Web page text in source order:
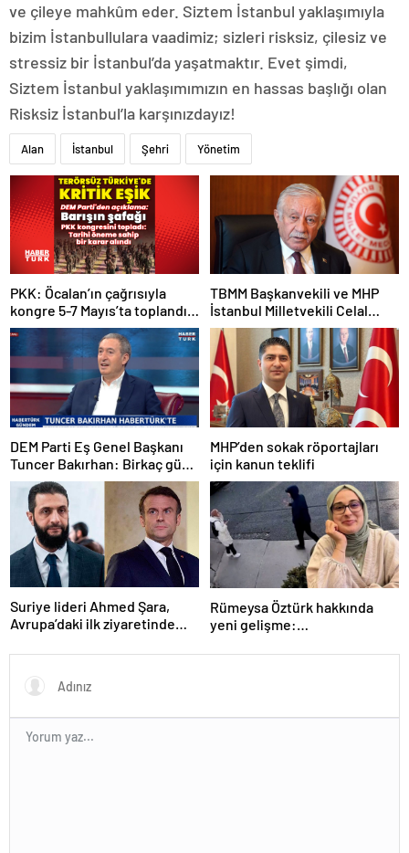
ve çileye mahkûm eder. Siztem İstanbul yaklaşımıyla
bizim İstanbullulara vaadimiz; sizleri risksiz, çilesiz ve
stressiz bir İstanbul’da yaşatmaktır. Evet şimdi,
Siztem İstanbul yaklaşımımızın en hassas başlığı olan
Risksiz İstanbul’la karşınızdayız!
Alan İstanbul Şehri Yönetim
PKK: Öcalan’ın çağrısıyla
kongre 5-7 Mayıs’ta toplandı!
Tarihi bir karar alındı!
TBMM Başkanvekili ve MHP
İstanbul Milletvekili Celal
Adan: Kan ve kin devri
kapanmıştır
DEM Parti Eş Genel Başkanı
Tuncer Bakırhan: Birkaç gün
içerisinde kongre kararları
açıklanacak
MHP’den sokak röportajları
için kanun teklifi
Suriye lideri Ahmed Şara,
Avrupa’daki ilk ziyaretinde
Rümeysa Öztürk hakkında
yeni gelişme:
geciktirilmemesini istedi